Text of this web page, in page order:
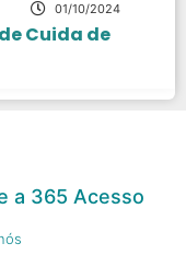
01/10/2024
Cuida de
a 365 Acesso